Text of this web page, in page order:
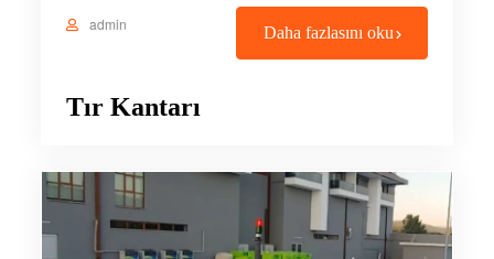
admin Daha fazlasını oku
Tır Kantarı